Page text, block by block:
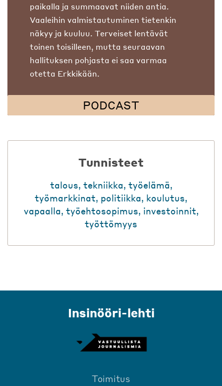
paikalla ja summaavat niiden antia.
Vaaleihin valmistautuminen tietenkin
näkyy ja kuuluu. Terveiset lentävät
toinen toisilleen, mutta seuraavan
hallituksen pohjasta ei saa varmaa
otetta Erkkikään.
PODCAST
Tunnisteet
talous, tekniikka, työelämä,
työmarkkinat, politiikka, koulutus,
vapaalla, työehtosopimus, investoinnit,
työttömyys
Insinööri-lehti
Toimitus